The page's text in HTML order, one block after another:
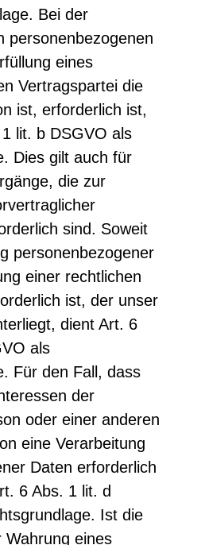
Bei der
personenbezogenen
eines
Vertragspartei die
ist, erforderlich ist,
lit. b DSGVO als
Dies gilt auch für
die zur
sind. Soweit
personenbezogener
einer rechtlichen
ist, der unser
dient Art. 6
als
Für den Fall, dass
der
oder einer anderen
eine Verarbeitung
Daten erforderlich
6 Abs. 1 lit. d
Ist die
Wahrung eines